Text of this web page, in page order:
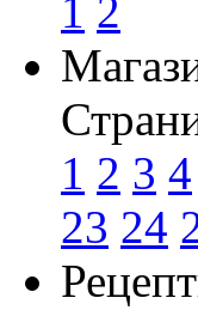
1 2
1 2 3 4
23 24